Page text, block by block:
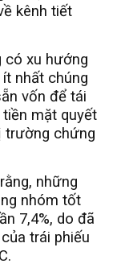
kênh tiết
có xu hướng
nhất chúng
vốn để tái
mặt quyết
trường chứng
những
nhóm tốt
7,4%, do đã
trái phiếu